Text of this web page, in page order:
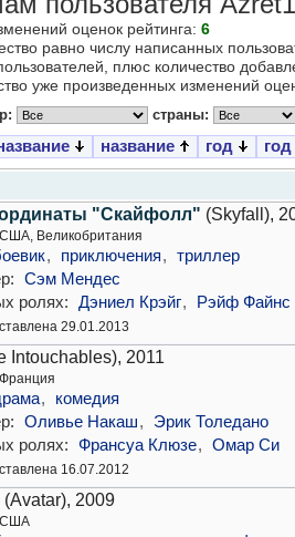
оценок рейтинга: 6
равно числу написанных
плюс количество
уже произведенных изменений
страны:
название год год
"Скайфолл" (Skyfall),
США, Великобритания
, приключения, триллер
Сэм Мендес
ролях: Дэниел Крэйг, Рэйф Файнс
29.01.2013
Intouchables), 2011
Франция
,
комедия
Оливье Накаш,
Эрик Толедано
ролях: Франсуа Клюзе, Омар Си
16.07.2012
(Avatar), 2009
США